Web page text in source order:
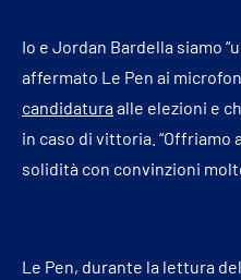
Io e Jordan Bardella siamo
affermato Le Pen ai
candidaturaalle elezioni e
in caso di vittoria. “Offriamo
solidità con convinzioni
Le Pen, durante la lettura